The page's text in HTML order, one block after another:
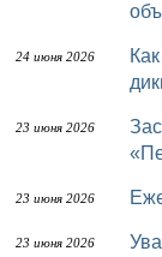
24 июня 2026
Как избежать опасности при встрече с
23 июня 2026
Заседание Совета городского поселения
23 июня 2026
23 июня 2026
Уважаемые жители и гости муниципального